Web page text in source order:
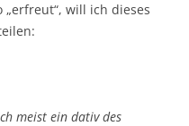
„erfreut“, will ich dieses
meist ein dativ des